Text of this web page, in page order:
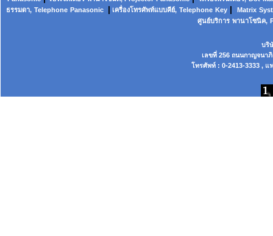
ธรรมดา, Telephone Panasonic | เครื่องโทรศัพท์แบบคีย์, Telephone Key | Matrix
ศูนย์บริการ พานาโซนิค,
บริ
เลขที่ 256 ถนนกาญจนาภิ
โทรศัพท์ : 0-2413-3333 , แ